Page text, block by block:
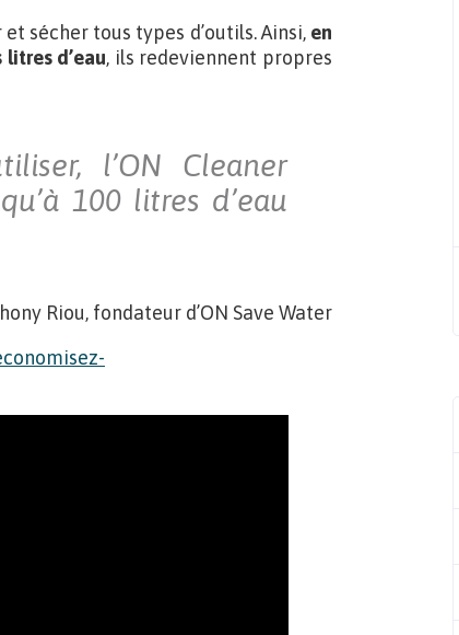
sécher tous types d’outils. Ainsi, en
d’eau, ils redeviennent propres
l’ON Cleaner
100 litres d’eau
Riou, fondateur d’ON Save Water